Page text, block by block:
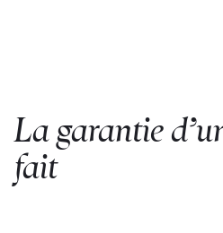
La garantie
fait